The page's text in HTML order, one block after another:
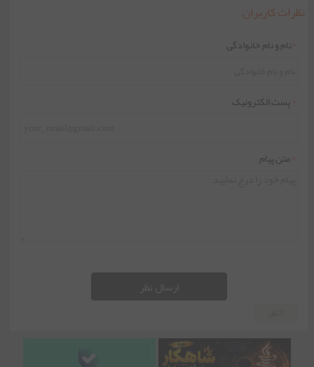
نظرات کاربران
*نام و نام خانوادگی
*پست الکترونیک
* متن پیام
ارسال نظر